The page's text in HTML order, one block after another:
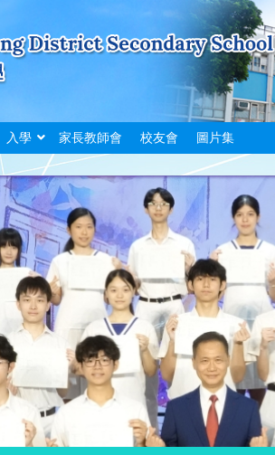
入學 家長教師會 校友會 圖片集